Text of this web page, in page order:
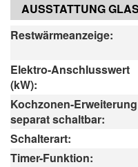
AUSSTATTUNG
Restwärmeanzeige:
Elektro-Anschlusswert
(kW):
Kochzonen-Erweiterung
separat schaltbar:
Schalterart:
Timer-Funktion: